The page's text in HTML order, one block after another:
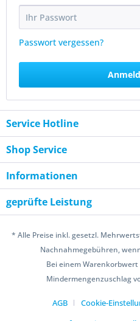
Passwort vergessen?
Service Hotline
Shop Service
Informationen
geprüfte Leistung
* Alle Preise inkl. gesetzl.
Nachnahmegebühren,
Bei einem
Mindermengenzuschlag
AGB Cookie-